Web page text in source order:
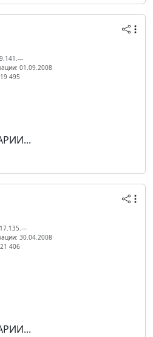
01.09.2008
495
30.04.2008
406